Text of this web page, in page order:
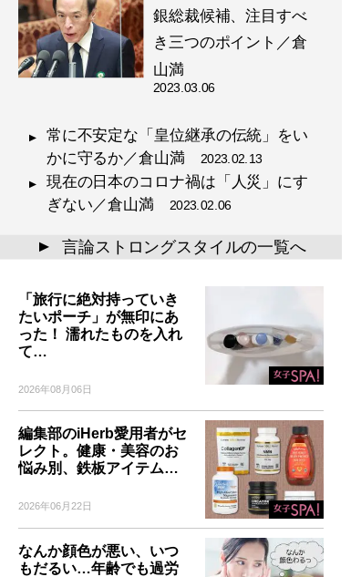
銀総裁候補、注目すべ
き三つのポイント／倉
山満
2023.03.06
常に不安定な「皇位継承の伝統」をい
かに守るか／倉山満 2023.02.13
現在の日本のコロナ禍は「人災」にす
ぎない／倉山満 2023.02.06
▲ 言論ストロングスタイルの一覧へ
「旅行に絶対持っていき
たいポーチ」が無印にあ
った！ 濡れたものを入れ
て…
2026年08月06日
編集部のiHerb愛用者がセ
レクト。健康・美容のお
悩み別、鉄板アイテム…
2026年06月22日
なんか顔色が悪い、いつ
もだるい…年齢でも過労